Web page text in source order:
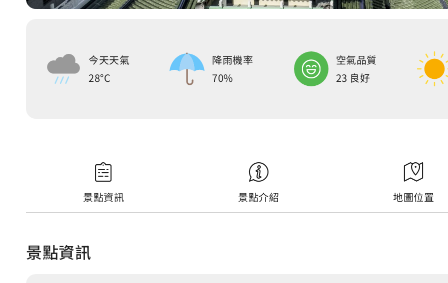
今天天氣
28°C
降雨機率
70%
空氣品質
23 良好
景點資訊 景點介紹 地圖位置
景點資訊